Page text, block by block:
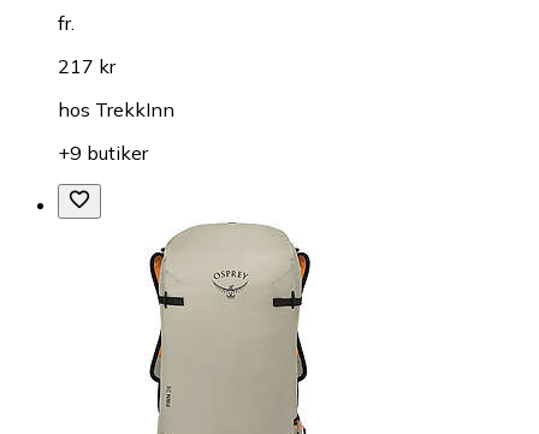
fr.
217 kr
hos TrekkInn
+9 butiker